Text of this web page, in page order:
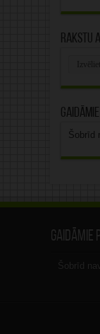
Rakstu
Šobrīd
Gaidāmie
Šobrīd